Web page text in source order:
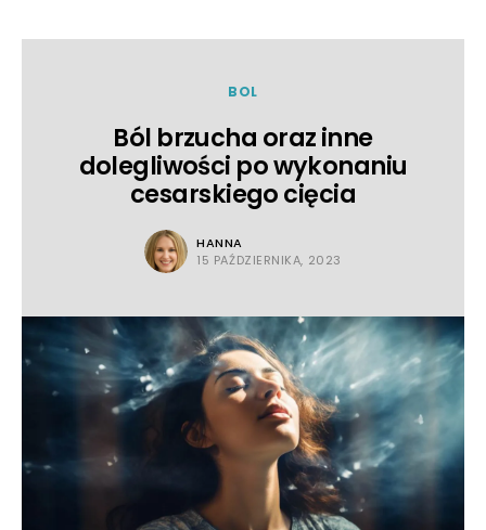
BOL
Ból brzucha oraz inne
dolegliwości po wykonaniu
cesarskiego cięcia
HANNA
15 PAŹDZIERNIKA, 2023